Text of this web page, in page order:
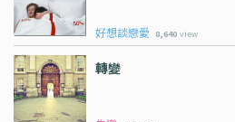
好想談戀愛 8,640 view
轉變